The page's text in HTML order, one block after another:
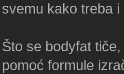
svemu kako treba
Što se bodyfat
pomoć formule